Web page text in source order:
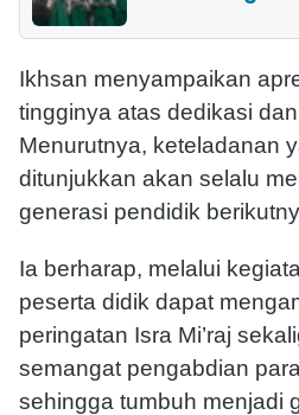
Ikhsan menyampaikan
tingginya atas dedikasi
Menurutnya, keteladanan
ditunjukkan akan selalu
generasi pendidik
Ia berharap, melalui
peserta didik dapat
peringatan Isra Mi’raj
semangat pengabdian
sehingga tumbuh menjadi